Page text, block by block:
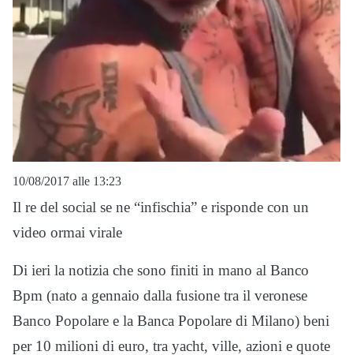
10/08/2017 alle 13:23
Il re del social se ne “infischia” e risponde con un
video ormai virale
Di ieri la notizia che sono finiti in mano al Banco
Bpm (nato a gennaio dalla fusione tra il veronese
Banco Popolare e la Banca Popolare di Milano) beni
per 10 milioni di euro, tra yacht, ville, azioni e quote